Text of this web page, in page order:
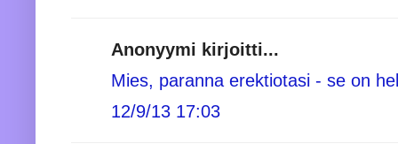
Anonyymi kirjoitti...
Mies, paranna erektiotasi - se on
12/9/13 17:03